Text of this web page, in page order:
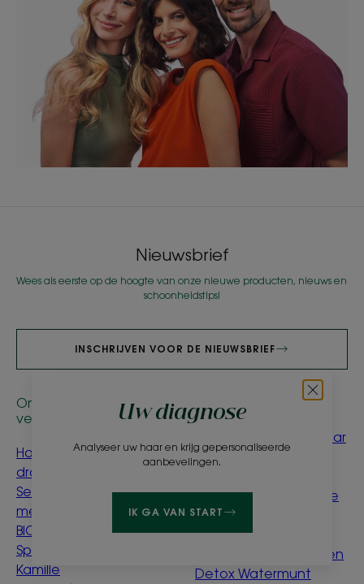
Uw diagnose
Analyseer uw haar en krijg gepersonaliseerde
aanbevelingen.
IK GA VAN START
Nieuwsbrief
Wees als eerste op de hoogte van onze nieuwe producten, nieuws en
schoonheidstips!
INSCHRIJVEN VOOR DE NIEUWSBRIEF
Onze
verzorgingsproducten
Havermout
droogshampoo
Serum tegen haaruitval
met Kinine & Edelweiss
BIO
Spray voor lichter haar
Kamille
Deskundig advies
Mijn blond of bruin haar
op natuurlijke wijze
Ontleden afnemende
haardichtheid en
materie
Zacht stijlen en föhnen
Detox Watermunt